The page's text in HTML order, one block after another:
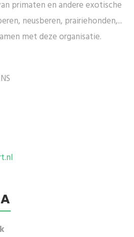
primaten en andere exotische
neusberen, prairiehonden,...
met deze organisatie.